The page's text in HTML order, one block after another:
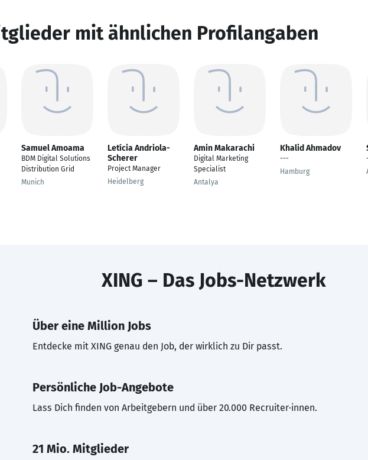
mit ähnlichen Profilangaben
Samuel Amoama
BDM Digital Solutions
Distribution Grid
Munich
Letícia Andriola-
Scherer
Project Manager
Heidelberg
Amin Makarachi
Digital Marketing
Specialist
Antalya
Khalid Ahmadov
---
Hamburg
XING – Das Jobs-Netzwerk
Über eine Million Jobs
Entdecke mit XING genau den Job, der wirklich zu Dir passt.
Persönliche Job-Angebote
Lass Dich finden von Arbeitgebern und über 20.000 Recruiter·innen.
21 Mio. Mitglieder